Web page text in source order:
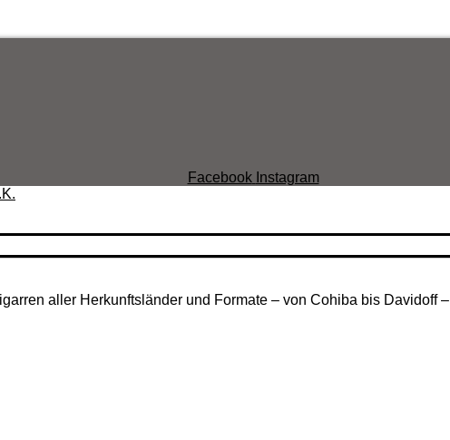
Facebook Instagram
aller Herkunftsländer und Formate – von Cohiba bis Davidoff